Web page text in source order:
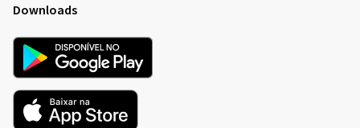
Downloads